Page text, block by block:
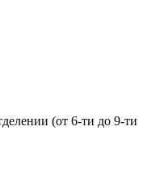
(от 6-ти до 9-ти